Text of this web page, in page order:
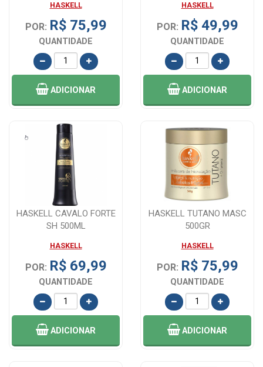
HASKELL
POR: R$ 75,99
QUANTIDADE
ADICIONAR
HASKELL
POR: R$ 49,99
QUANTIDADE
ADICIONAR
HASKELL CAVALO FORTE
SH 500ML
HASKELL
POR: R$ 69,99
QUANTIDADE
ADICIONAR
HASKELL TUTANO MASC
500GR
HASKELL
POR: R$ 75,99
QUANTIDADE
ADICIONAR